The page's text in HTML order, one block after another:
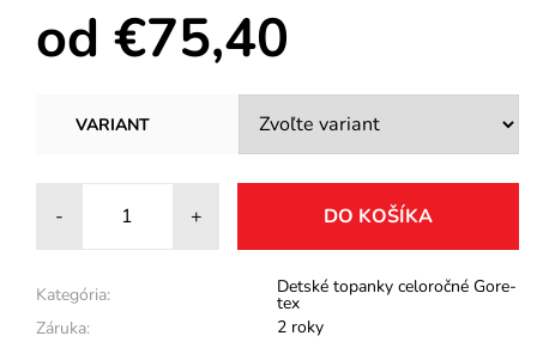
od €75,40
VARIANT
- +
Kategória: Detské topanky celoročné Gore-
tex
Záruka:
2 roky